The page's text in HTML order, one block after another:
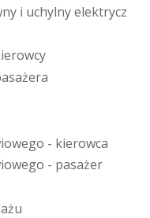
ny i uchylnyelektrycz
ierowcy
asażera
iowego - kierowca
iowego - pasażer
ażu